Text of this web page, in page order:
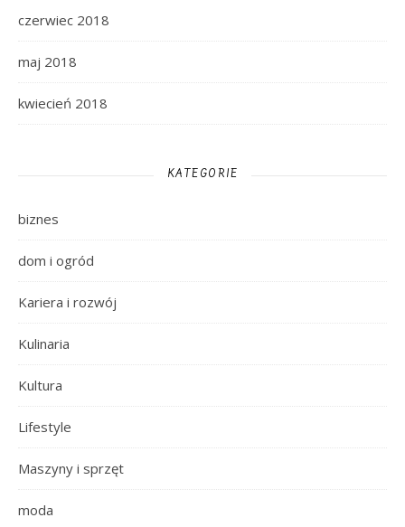
czerwiec 2018
maj 2018
kwiecień 2018
KATEGORIE
biznes
dom i ogród
Kariera i rozwój
Kulinaria
Kultura
Lifestyle
Maszyny i sprzęt
moda